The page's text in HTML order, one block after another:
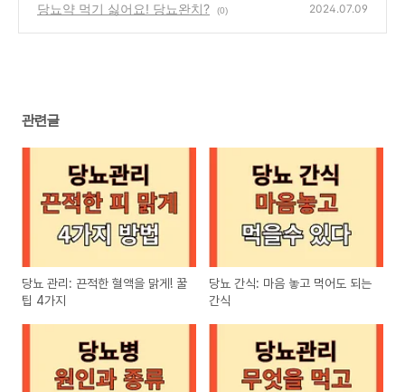
당뇨약 먹기 싫어요! 당뇨완치? (0) 2024.07.09
관련글
당뇨 관리: 끈적한 혈액을 맑게! 꿀
팁 4가지
당뇨 간식: 마음 놓고 먹어도 되는
간식